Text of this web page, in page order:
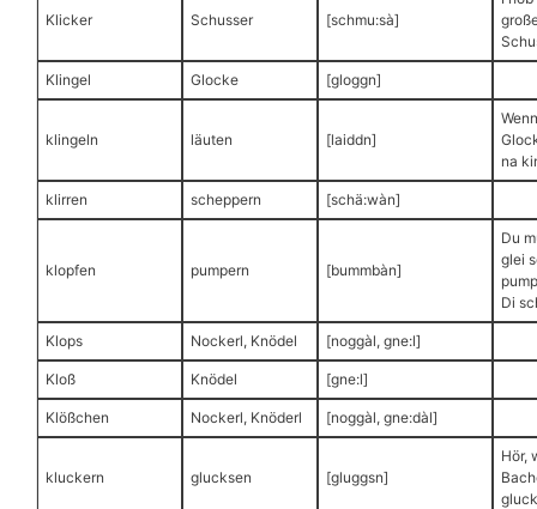
Klicker Schusser [schmu:sà]
Klingel Glocke [gloggn]
klingeln läuten [laiddn]
na
klirren scheppern [schä:wàn]
klopfen pumpern [bummbàn]
Du
glei
Di
Klops Nockerl, Knödel [noggàl, gne:l]
Kloß Knödel [gne:l]
Klößchen Nockerl, Knöderl [noggàl, gne:dàl]
kluckern glucksen [gluggsn]
Hör,